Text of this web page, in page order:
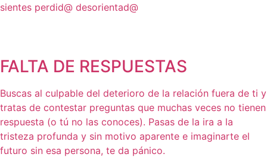
sientes perdid@ desorientad@
FALTA DE RESPUESTAS
Buscas al culpable del deterioro de la relación fuera de ti y
tratas de contestar preguntas que muchas veces no tienen
respuesta (o tú no las conoces). Pasas de la ira a la
tristeza profunda y sin motivo aparente e imaginarte el
futuro sin esa persona, te da pánico.